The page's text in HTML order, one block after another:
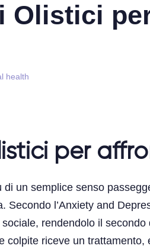
Olistici
health
per
di un semplice senso
Secondo l’Anxiety and
rendendolo il
colpite riceve un